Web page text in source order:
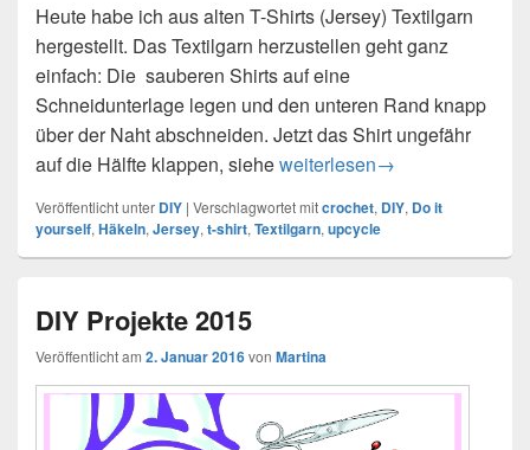
Heute habe ich aus alten T-Shirts (Jersey) Textilgarn
hergestellt. Das Textilgarn herzustellen geht ganz
einfach: Die sauberen Shirts auf eine
Schneidunterlage legen und den unteren Rand knapp
über der Naht abschneiden. Jetzt das Shirt ungefähr
auf die Hälfte klappen, sieheDIY – Textilgarn selber
weiterlesen→
Veröffentlicht unter DIY | Verschlagwortet mitcrochet, DIY, Do it
yourself, Häkeln, Jersey, t-shirt, Textilgarn, upcycle
DIY Projekte 2015
Veröffentlicht am 2. Januar 2016von Martina